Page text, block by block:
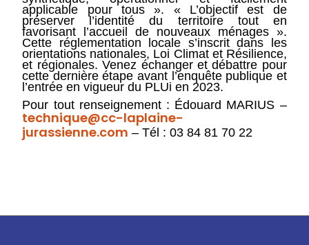
applicable pour tous ». « L’objectif est de
préserver l’identité du territoire tout en
favorisant l’accueil de nouveaux ménages ».
Cette réglementation locale s’inscrit dans les
orientations nationales, Loi Climat et Résilience,
et régionales. Venez échanger et débattre pour
cette dernière étape avant l’enquête publique et
l’entrée en vigueur du PLUi en 2023.
Pour tout renseignement : Édouard MARIUS –
technique@cc-laplaine-
jurassienne.com – Tél : 03 84 81 70 22